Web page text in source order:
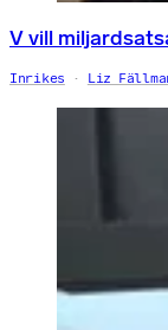
V vill
Inrikes Liz